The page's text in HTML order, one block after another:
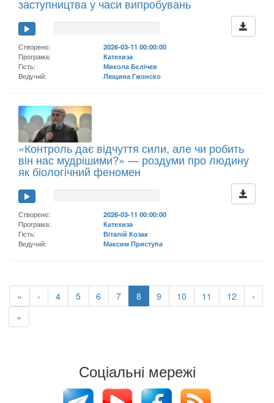
заступництва у часи випробувань
Створено:
2026-03-11 00:00:00
Програма:
Катехиза
Гість:
Микола Бєлічев
Ведучий:
Люцина Гжонско
«Контроль дає відчуття сили, але чи робить
він нас мудрішими?» — роздуми про людину
як біологічний феномен
Створено:
2026-03-11 00:00:00
Програма:
Катехиза
Гість:
Віталій Козак
Ведучий:
Максим Приступа
« ‹ 4 5 6 7 8 9 10 11 12
›
»
Соціальні мережі